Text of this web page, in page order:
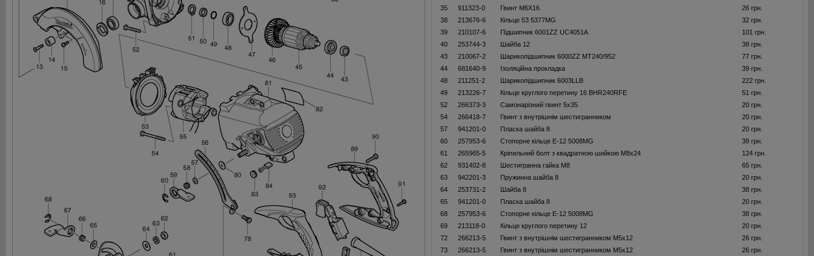
35
911323-0 Гвинт M6X16
26 грн.
38
213676-6 Кільце 53 5377MG
32 грн.
39
210107-6 Підшипник 6001ZZ UC4051A
101 грн.
40
253744-3 Шайба 12
38 грн.
43
210067-2 Шарикопідшипник 6000ZZ MT240/952
77 грн.
44
681640-9 Ізоляційна прокладка
39 грн.
48
211251-2 Шарикопідшипник 6003LLB
222 грн.
49
213226-7 Кільце круглого перетину 16 BHR240RFE
51 грн.
52
266373-3 Самонарізний гвинт 5x35
20 грн.
54
266418-7 Гвинт з внутрішнім шестигранником
20 грн.
57
941201-0 Пласка шайба 8
20 грн.
60
257953-6 Стопорне кільце E-12 5008MG
38 грн.
61
265965-5 Кріпильний болт з квадратною шийкою M8x24
124 грн.
62
931402-8 Шестигранна гайка M8
65 грн.
63
942201-3 Пружинна шайба 8
20 грн.
64
253731-2 Шайба 8
38 грн.
65
941201-0 Пласка шайба 8
20 грн.
68
257953-6 Стопорне кільце E-12 5008MG
38 грн.
69
213118-0 Кільце круглого перетину 12
20 грн.
72
266213-5 Гвинт з внутрішнім шестигранником M5x12
26 грн.
73
266213-5 Гвинт з внутрішнім шестигранником M5x12
26 грн.